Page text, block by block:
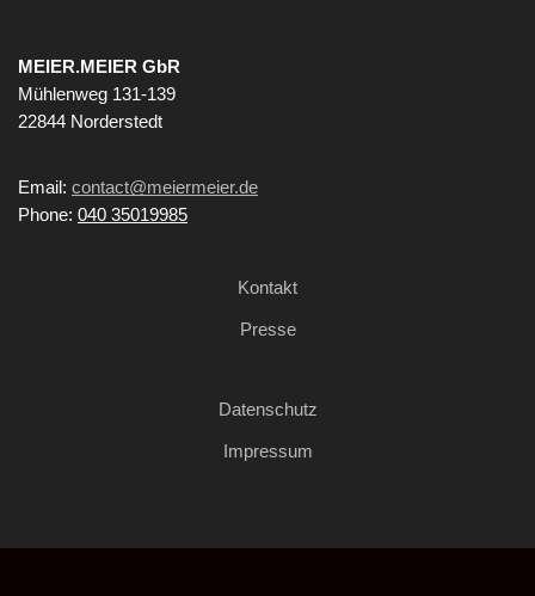
MEIER.MEIER GbR
Mühlenweg 131-139
22844 Norderstedt
Email: contact@meiermeier.de
Phone: 040 35019985
Kontakt
Presse
Datenschutz
Impressum